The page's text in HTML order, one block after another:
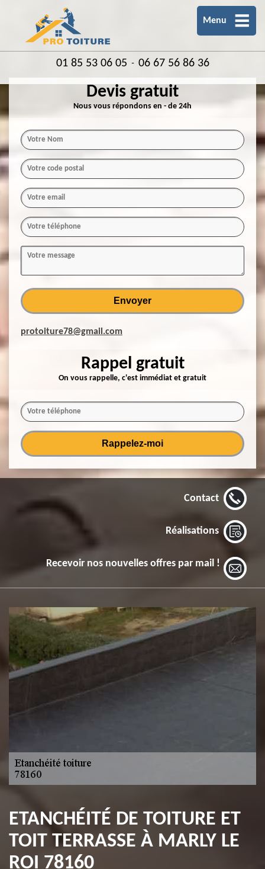
Menu
01 85 53 06 05 - 06 67 56 86 36
Devis gratuit
Nous vous répondons en - de 24h
protoiture78@gmail.com
Rappel gratuit
On vous rappelle, c'est immédiat et gratuit
Contact
Réalisations
Recevoir nos nouvelles offres par mail !
ETANCHÉITÉ DE TOITURE ET
TOIT TERRASSE À MARLY LE
ROI 78160